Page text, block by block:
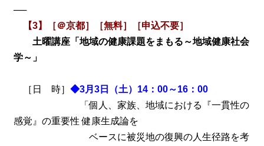
──
【3】［＠京都］［無料］［申込不要］
土曜講座「地域の健康課題をまもる～地域健康社会
学～」
［日 時］ ◆3月3日（土）14：00～16：00
「個人、家族、地域における『一貫性の
感覚』の重要性 健康生成論を
ベースに被災地の復興の人生径路を考